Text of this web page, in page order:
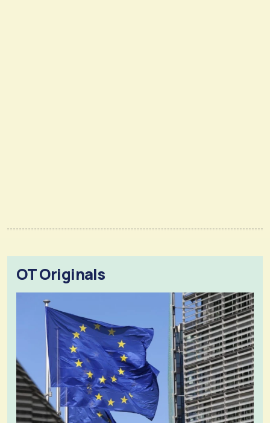
OT Originals